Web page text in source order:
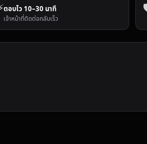
ตอบไว 10–30 นาที
เจ้าหน้าที่ติดต่อกลับเร็ว